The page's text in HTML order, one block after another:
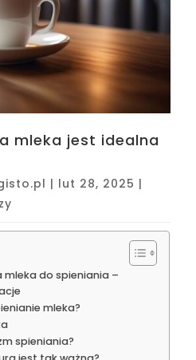
mleka jest idealna
| lut 28, 2025 |
do spieniania –
mleka?
spieniania?